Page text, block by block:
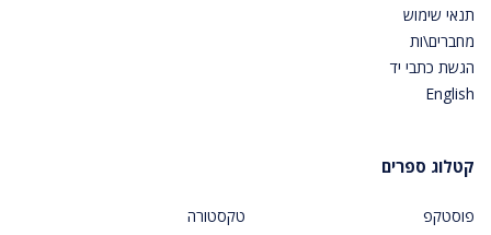
תנאי שימוש
מחברים\ות
הגשת כתבי יד
English
קטלוג ספרים
פוסטקפ
טקסטורה